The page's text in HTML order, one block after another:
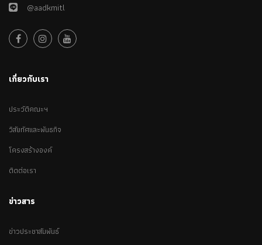
@aadkmitl
เกี่ยวกับเรา
ประวัติคณะฯ
วิสัยทัศและพันธกิจ
โครงสร้างองค์
ติดต่อเรา
ข่าวสาร
ข่าวประชาสัมพันธ์